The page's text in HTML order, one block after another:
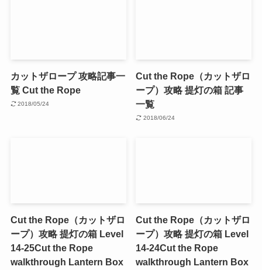
カットザロープ 攻略記事一
覧 Cut the Rope
2018/05/24
Cut the Rope（カットザロ
ープ）攻略 提灯の箱 記事
一覧
2018/06/24
Cut the Rope（カットザロ
ープ）攻略 提灯の箱 Level
14-25Cut the Rope
walkthrough Lantern Box
Cut the Rope（カットザロ
ープ）攻略 提灯の箱 Level
14-24Cut the Rope
walkthrough Lantern Box